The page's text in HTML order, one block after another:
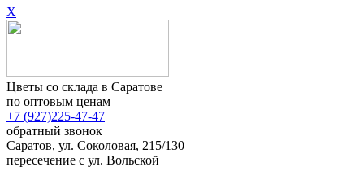
X
Цветы со склада в Саратове
по оптовым ценам
+7 (927)225-47-47
обратный звонок
Саратов, ул. Соколовая, 215/130
пересечение с ул. Вольской